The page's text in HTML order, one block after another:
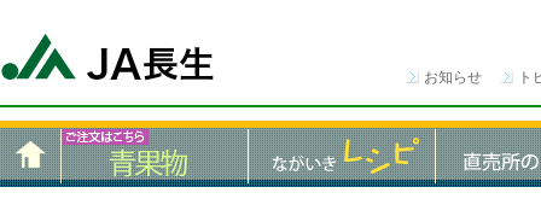
お知らせ ト